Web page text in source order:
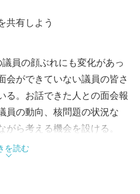
共有しよう
員の顔ぶれにも変化があっ
会ができていない議員の皆さ
る。お話できた人との面会報
員の動向、核問題の状況な
ら考える機会を設ける。
を読む